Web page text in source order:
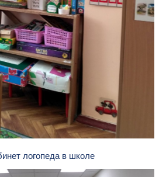
логопеда в школе